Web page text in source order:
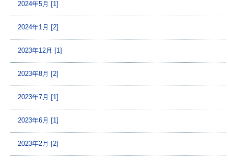
2024年5月 [1]
2024年1月 [2]
2023年12月 [1]
2023年8月 [2]
2023年7月 [1]
2023年6月 [1]
2023年2月 [2]